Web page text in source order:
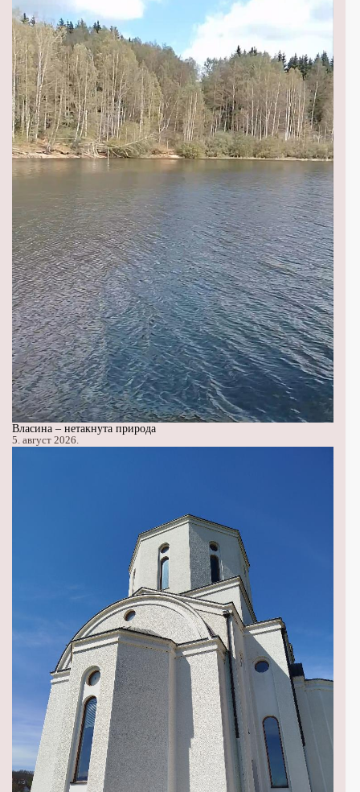
Власина – нетакнута природа
5. август 2026.